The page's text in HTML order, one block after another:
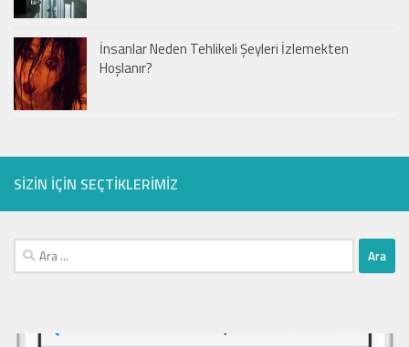
İnsanlar Neden Tehlikeli Şeyleri İzlemekten
Hoşlanır?
SIZIN IÇIN SEÇTIKLERIMIZ
Arama: